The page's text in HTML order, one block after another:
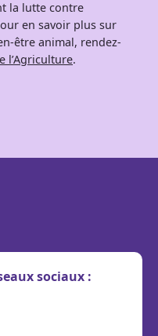
la lutte contre
en savoir plus sur
être animal, rendez-
l’Agriculture.
sociaux :